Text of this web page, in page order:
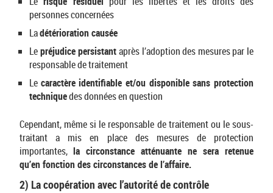
personnes concernées
Ladétérioration causée
Lepréjudice persistantaprès l’adoption des mesures par le
responsable de traitement
Le caractère identifiable et/ou disponible sans protection
techniquedes données en question
Cependant, même si le responsable de traitement ou le sous-
traitant a mis en place des mesures de protection
importantes, la circonstance atténuante ne sera retenue
qu’en fonction des circonstances de l’affaire.
2) La coopération avec l’autorité de contrôle